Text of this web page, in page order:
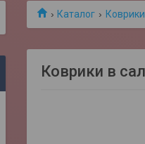
Каталог
Коврики в